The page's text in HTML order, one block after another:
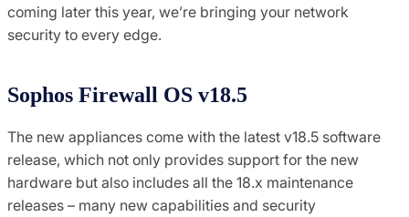
coming later this year, we’re bringing your network
security to every edge.
Sophos Firewall OS v18.5
The new appliances come with the latest v18.5 software
release, which not only provides support for the new
hardware but also includes all the 18.x maintenance
releases – many new capabilities and security